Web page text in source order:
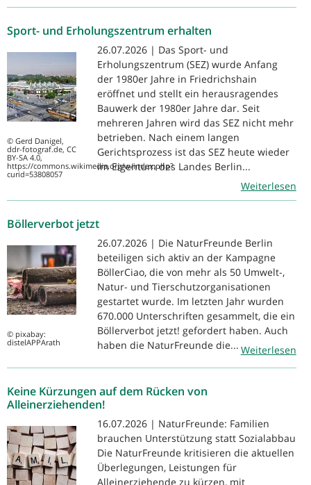
Sport- und Erholungszentrum erhalten
© Gerd Danigel,
ddr-fotograf.de, CC
BY-SA 4.0,
https://commons.wikimedia.org/w/index.php?
curid=53808057
26.07.2026 | Das Sport- und
Erholungszentrum (SEZ) wurde Anfang
der 1980er Jahre in Friedrichshain
eröffnet und stellt ein herausragendes
Bauwerk der 1980er Jahre dar. Seit
mehreren Jahren wird das SEZ nicht mehr
betrieben. Nach einem langen
Gerichtsprozess ist das SEZ heute wieder
im Eigentum des Landes Berlin...
Weiterlesen
Böllerverbot jetzt
© pixabay:
distelAPPArath
26.07.2026 | Die NaturFreunde Berlin
beteiligen sich aktiv an der Kampagne
BöllerCiao, die von mehr als 50 Umwelt-,
Natur- und Tierschutzorganisationen
gestartet wurde. Im letzten Jahr wurden
670.000 Unterschriften gesammelt, die ein
Böllerverbot jetzt! gefordert haben. Auch
haben die NaturFreunde die... Weiterlesen
Keine Kürzungen auf dem Rücken von
Alleinerziehenden!
16.07.2026 | NaturFreunde: Familien
brauchen Unterstützung statt Sozialabbau
Die NaturFreunde kritisieren die aktuellen
Überlegungen, Leistungen für
Alleinerziehende zu kürzen, mit